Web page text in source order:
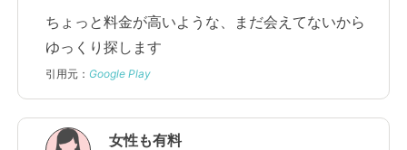
ちょっと料金が高いような、まだ会えてないから
ゆっくり探します
引用元： Google Play
女性も有料